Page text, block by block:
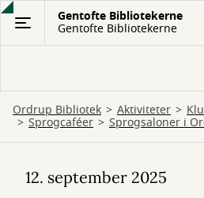
Gå
hovedindhold
Gentofte Bibliotekerne
Gentofte Bibliotekerne
Ordrup Bibliotek Aktiviteter
Sprogcaféer Sprogsaloner i
salon12. september 2025